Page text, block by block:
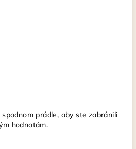
prádle, aby ste zabránili
hodnotám.